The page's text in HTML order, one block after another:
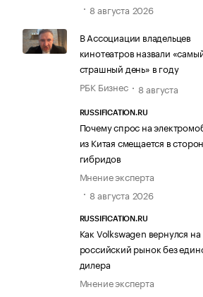
8 августа 2026
В Ассоциации владельцев
кинотеатров назвали
страшный день» в году
РБК Бизнес
8 августа
RUSSIFICATION.RU
Почему спрос на
из Китая смещается в
гибридов
Мнение эксперта
8 августа 2026
RUSSIFICATION.RU
Как Volkswagen вернулся на
российский рынок без
дилера
Мнение эксперта